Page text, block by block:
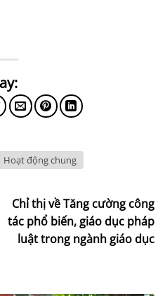
Hoạt động chung
Chỉ thị về Tăng cường công
tác phổ biến, giáo dục pháp
luật trong ngành giáo dục